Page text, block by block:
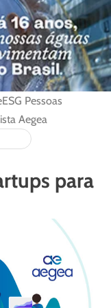
ESG Pessoas
Aegea
para